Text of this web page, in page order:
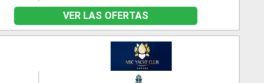
VER LAS OFERTAS